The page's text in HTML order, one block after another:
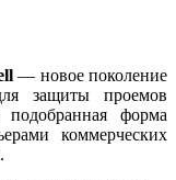
— новое поколение
защиты проемов
форма
коммерческих